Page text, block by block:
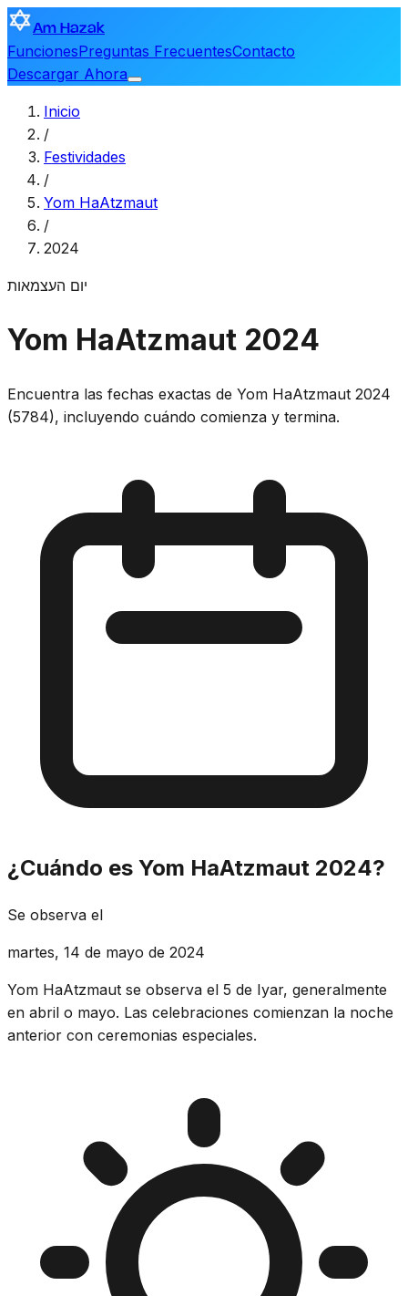
Am Hazak
FuncionesPreguntas FrecuentesContacto
Descargar Ahora
Inicio
/
Festividades
/
Yom HaAtzmaut
/
2024
יום העצמאות
Yom HaAtzmaut 2024
Encuentra las fechas exactas de Yom HaAtzmaut 2024
(5784), incluyendo cuándo comienza y termina.
¿Cuándo es Yom HaAtzmaut 2024?
Se observa el
martes, 14 de mayo de 2024
Yom HaAtzmaut se observa el 5 de Iyar, generalmente
en abril o mayo. Las celebraciones comienzan la noche
anterior con ceremonias especiales.